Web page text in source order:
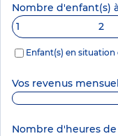
Nombre d'enfant(s)
1
2
Enfant(s) en
Vos revenus
Nombre d'heures